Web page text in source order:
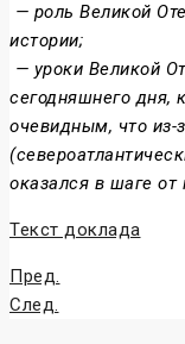
— роль Великой
истории;
— уроки Великой
сегодняшнего дня,
очевидным, что из-
оказался в шаге
Текст доклада
Пред.
След.